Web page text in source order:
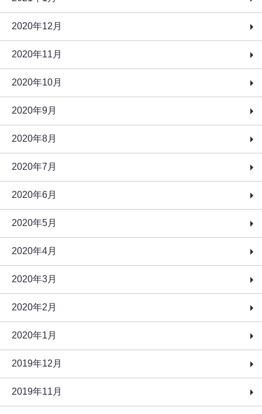
2020年12月
2020年11月
2020年10月
2020年9月
2020年8月
2020年7月
2020年6月
2020年5月
2020年4月
2020年3月
2020年2月
2020年1月
2019年12月
2019年11月